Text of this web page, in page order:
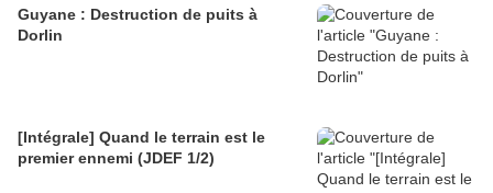
Guyane : Destruction de puits à
Dorlin
[Intégrale] Quand le terrain est le
premier ennemi (JDEF 1/2)